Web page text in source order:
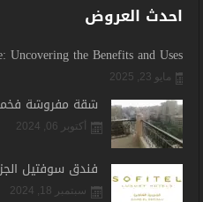
احدث العروض
Uncovering the Benefits and Uses
مايو 23, 2025
شقة مفروشة فخمة
أكتوبر 06, 2024
فندق سوفتيل
سبتمبر 18, 2024